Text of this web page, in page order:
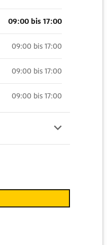
09:00 bis 17:00
09:00 bis 17:00
09:00 bis 17:00
09:00 bis 17:00